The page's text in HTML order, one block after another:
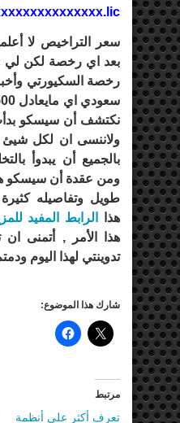
سعر التراخيص لا
بعد اي رخصة لكن لي
نكتشف أن سيسكو
ولاننسى ان لكل شيئ
بالجميع أن يبدوأ
ومن عقدة أن سيسكو
طويل وتفاصيله
هذا
الرابط المفيد
هذا الأمر , أتمنى ان
تدوينتي لهذا اليوم
شارك هذا الموضوع:
مرتبط
تعرف أكثر على أنظمة